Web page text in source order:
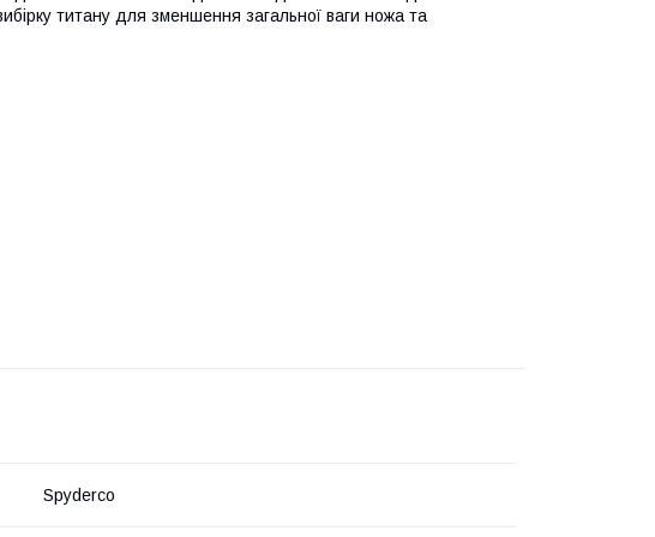
титану для зменшення загальної ваги ножа та
Spyderco